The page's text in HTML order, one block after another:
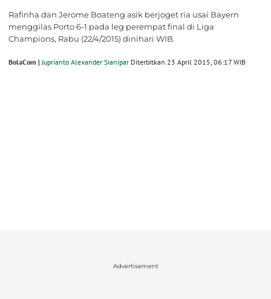
Rafinha dan Jerome Boateng asik berjoget ria usai Bayern
menggilas Porto 6-1 pada leg perempat final di Liga
Champions, Rabu (22/4/2015) dinihari WIB.
BolaCom |Juprianto Alexander Sianipar Diterbitkan 23 April 2015, 06:17 WIB
Advertisement